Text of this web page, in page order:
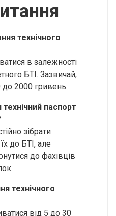
технічного
в залежності
БТІ. Зазвичай,
до 2000 гривень.
паспорт
зібрати
до БТІ, але
до фахівців
технічного
від 5 до 30